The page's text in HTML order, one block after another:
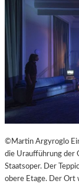
©Martin Argyroglo
die Uraufführung der
Staatsoper. Der
obere Etage. Der Ort